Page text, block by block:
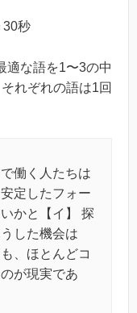
30秒
適な語を1〜3の中
れぞれの語は1回
働く人たちは
定したフォー
かと【イ】 探
した機会は
、ほとんどコ
が現実であ